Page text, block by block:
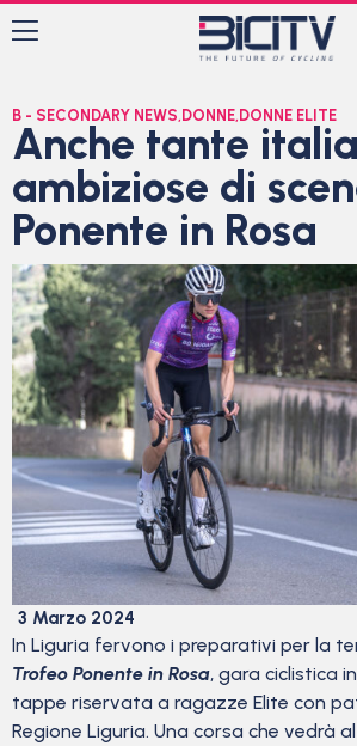
B - SECONDARY NEWS, DONNE, DONNE ELITE
Anche tante
ambiziose di
Ponente in Rosa
3 Marzo 2024
In Liguria fervono i preparativi per la
Trofeo Ponente in Rosa, gara ciclistica
tappe riservata a ragazze Elite con
Regione Liguria. Una corsa che vedrà